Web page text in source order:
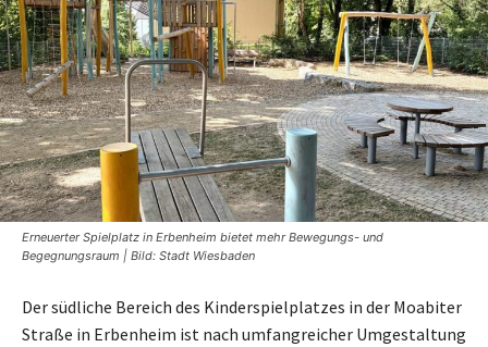
Erneuerter Spielplatz in Erbenheim bietet mehr Bewegungs- und
Begegnungsraum | Bild: Stadt Wiesbaden
Der südliche Bereich des Kinderspielplatzes in der Moabiter
Straße in Erbenheim ist nach umfangreicher Umgestaltung